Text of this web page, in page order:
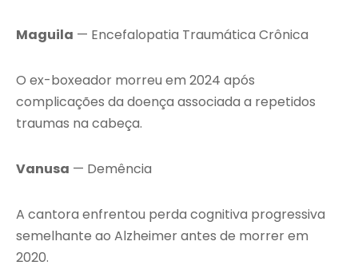
Maguila — Encefalopatia Traumática Crônica
O ex-boxeador morreu em 2024 após
complicações da doença associada a repetidos
traumas na cabeça.
Vanusa — Demência
A cantora enfrentou perda cognitiva progressiva
semelhante ao Alzheimer antes de morrer em
2020.